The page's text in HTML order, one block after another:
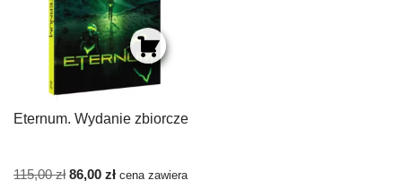
Eternum. Wydanie zbiorcze
115,00zł 86,00 zł cena zawiera